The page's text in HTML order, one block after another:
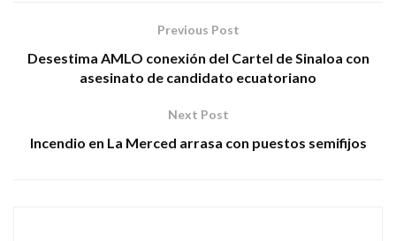
Previous Post
Desestima AMLO conexión del Cartel de Sinaloa con
asesinato de candidato ecuatoriano
Next Post
Incendio en La Merced arrasa con puestos semifijos